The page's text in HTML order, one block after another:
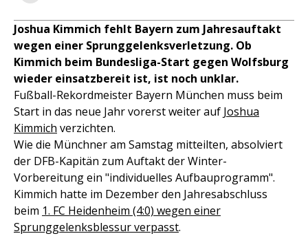
Joshua Kimmich fehlt Bayern zum Jahresauftakt
wegen einer Sprunggelenksverletzung. Ob
Kimmich beim Bundesliga-Start gegen Wolfsburg
wieder einsatzbereit ist, ist noch unklar.
Fußball-Rekordmeister Bayern München muss beim
Start in das neue Jahr vorerst weiter auf Joshua
Kimmich verzichten.
Wie die Münchner am Samstag mitteilten, absolviert
der DFB-Kapitän zum Auftakt der Winter-
Vorbereitung ein "individuelles Aufbauprogramm".
Kimmich hatte im Dezember den Jahresabschluss
beim 1. FC Heidenheim (4:0) wegen einer
Sprunggelenksblessur verpasst.